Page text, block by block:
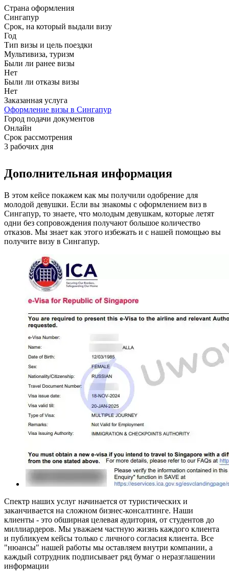
Страна оформления
Сингапур
Срок, на который выдали визу
Год
Тип визы и цель поездки
Мультивиза, туризм
Были ли ранее визы
Нет
Были ли отказы визы
Нет
Заказанная услуга
Оформление визы в Сингапур
Город подачи документов
Онлайн
Срок рассмотрения
3 рабочих дня
Дополнительная информация
В этом кейсе покажем как мы получили одобрение для
молодой девушки. Если вы знакомы с оформлением виз в
Сингапур, то знаете, что молодым девушкам, которые летят
одни без сопровождения получают большое количество
отказов. Мы знает как этого избежать и с нашей помощью вы
получите визу в Сингапур.
Спектр наших услуг начинается от туристических и
заканчивается на сложном бизнес-консалтинге. Наши
клиенты - это обширная целевая аудитория, от студентов до
миллиардеров. Мы уважаем частную жизнь каждого клиента
и публикуем кейсы только с личного согласия клиента. Все
"нюансы" нашей работы мы оставляем внутри компании, а
каждый сотрудник подписывает ряд бумаг о неразглашении
информации